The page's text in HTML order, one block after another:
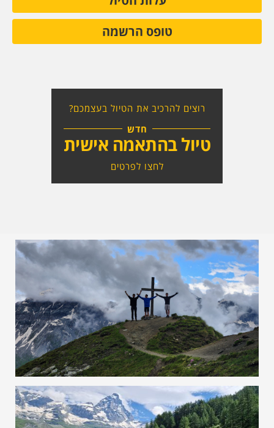
טופס הרשמה
רוצים להרכיב את הטיול בעצמכם?
חדש
טיול בהתאמה אישית
לחצו לפרטים